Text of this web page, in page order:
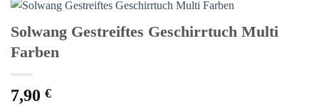
Solwang Gestreiftes Geschirrtuch Multi
Farben
7,90 €